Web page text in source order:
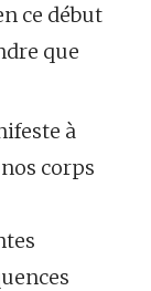
ce début
que
à
corps